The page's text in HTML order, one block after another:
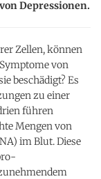
Depressionen.
Zellen, können
von
beschädigt? Es
zu einer
führen
Mengen von
im Blut. Diese